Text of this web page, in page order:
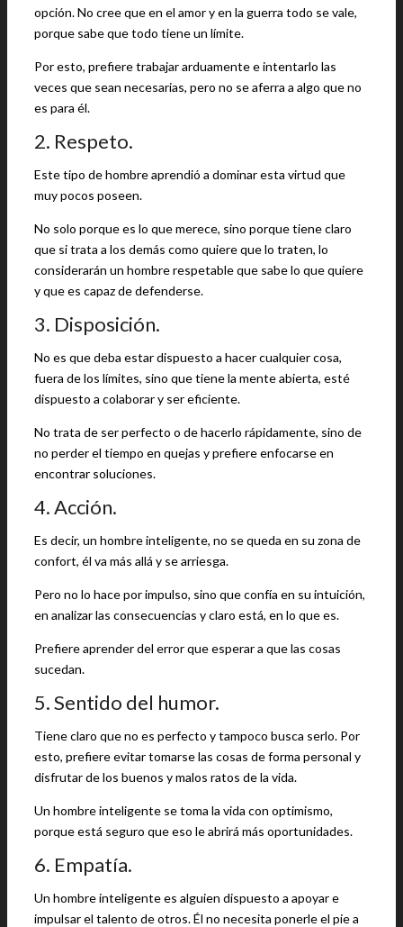
opción. No cree que en el amor y en la guerra todo se vale,
porque sabe que todo tiene un límite.
Por esto, prefiere trabajar arduamente e intentarlo las
veces que sean necesarias, pero no se aferra a algo que no
es para él.
2. Respeto.
Este tipo de hombre aprendió a dominar esta virtud que
muy pocos poseen.
No solo porque es lo que merece, sino porque tiene claro
que si trata a los demás como quiere que lo traten, lo
considerarán un hombre respetable que sabe lo que quiere
y que es capaz de defenderse.
3. Disposición.
No es que deba estar dispuesto a hacer cualquier cosa,
fuera de los límites, sino que tiene la mente abierta, esté
dispuesto a colaborar y ser eficiente.
No trata de ser perfecto o de hacerlo rápidamente, sino de
no perder el tiempo en quejas y prefiere enfocarse en
encontrar soluciones.
4. Acción.
Es decir, un hombre inteligente, no se queda en su zona de
confort, él va más allá y se arriesga.
Pero no lo hace por impulso, sino que confía en su intuición,
en analizar las consecuencias y claro está, en lo que es.
Prefiere aprender del error que esperar a que las cosas
sucedan.
5. Sentido del humor.
Tiene claro que no es perfecto y tampoco busca serlo. Por
esto, prefiere evitar tomarse las cosas de forma personal y
disfrutar de los buenos y malos ratos de la vida.
Un hombre inteligente se toma la vida con optimismo,
porque está seguro que eso le abrirá más oportunidades.
6. Empatía.
Un hombre inteligente es alguien dispuesto a apoyar e
impulsar el talento de otros. Él no necesita ponerle el pie a